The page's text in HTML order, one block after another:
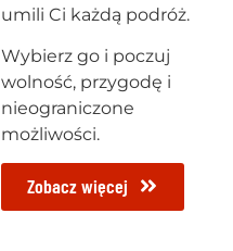
umili Ci każdą podróż.
Wybierz go i poczuj
wolność, przygodę i
nieograniczone
możliwości.
Zobacz więcej